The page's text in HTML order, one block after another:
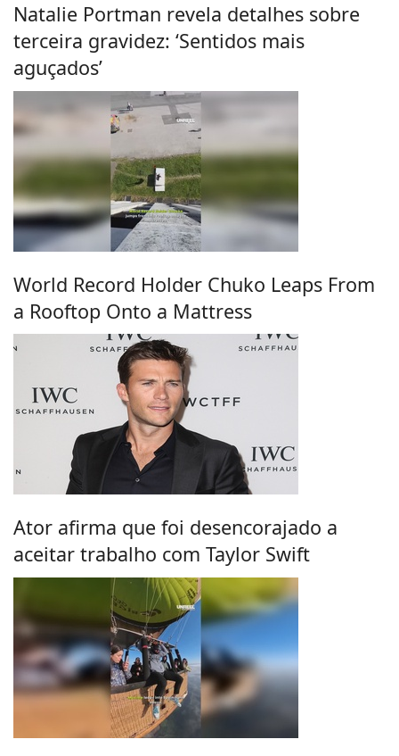
Natalie Portman revela detalhes sobre
terceira gravidez: ‘Sentidos mais
aguçados’
World Record Holder Chuko Leaps From
a Rooftop Onto a Mattress
Ator afirma que foi desencorajado a
aceitar trabalho com Taylor Swift